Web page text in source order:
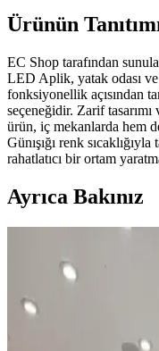
Ürünün
EC Shop tarafından
LED Aplik, yatak odası ve
fonksiyonellik açısından
seçeneğidir. Zarif
ürün, iç mekanlarda hem
Günışığı renk
rahatlatıcı bir ortam
Ayrıca Bakınız
Estetik ve Koruyucu
Garaj duvarları ve
ve dayanıklı olmasını
ile garajınız daha